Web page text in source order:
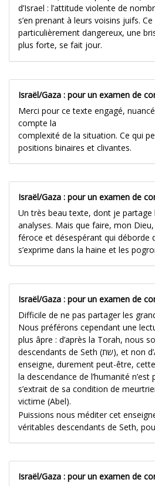
d’Israel : l’attitude violente de
s’en prenant à leurs voisins juifs.
particulièrement dangereux, une
plus forte, se fait jour.
Israël/Gaza : pour un examen de
Merci pour ce texte engagé,
compte la
complexité de la situation. Ce qui
positions binaires et clivantes.
Israël/Gaza : pour un examen de
Un très beau texte, dont je partage
analyses. Mais que faire, mon
féroce et désespérant qui déborde
s’exprime dans la haine et les
Israël/Gaza : pour un examen de
Difficile de ne pas partager les
Nous préférons cependant une
plus âpre : d’après la Torah, nous
descendants de Seth (שת), et non d’Abel. Et ce que nous
enseigne, durement peut-être,
la descendance de l’humanité n’est
s’extrait de sa condition de
victime (Abel).
Puissions nous méditer cet
véritables descendants de Seth,
Israël/Gaza : pour un examen de